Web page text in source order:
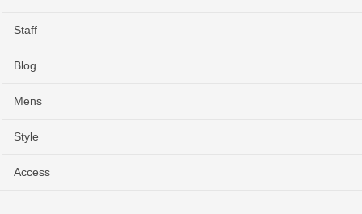
Staff
Blog
Mens
Style
Access